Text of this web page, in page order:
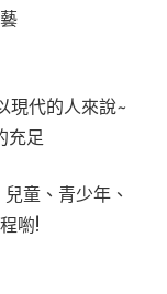
現代的人來說~
充足
童、青少年、
喲!